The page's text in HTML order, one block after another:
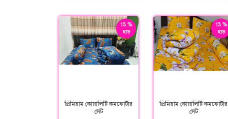
13 %
ছাড়
প্রিমিয়াম কোয়ালিটি কমফোর্টার
সেট
13 %
ছাড়
প্রিমিয়াম কোয়ালিটি কমফোর্টার
সেট